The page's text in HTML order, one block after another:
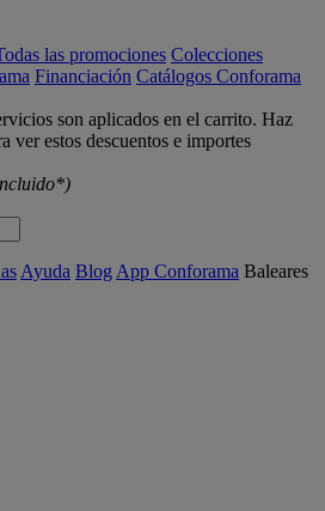
las promociones Colecciones
Financiación Catálogos Conforama
son aplicados en el carrito. Haz
ver estos descuentos e importes
Ayuda Blog App Conforama Baleares